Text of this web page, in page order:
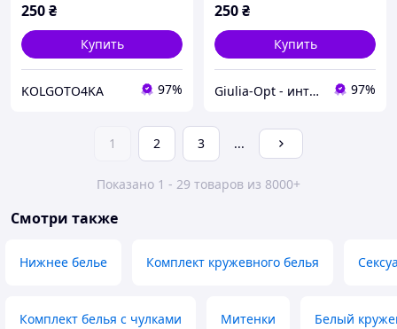
250₴
Купить
KOLGOTO4KA 97%
250₴
Купить
Giulia-Opt - интернет-магазин женских колготок 97%
1 2 3 ...
Показано 1 - 29 товаров из 8000+
Смотри также
Нижнее белье Комплект кружевного белья
Комплект белья с чулками Митенки Белый